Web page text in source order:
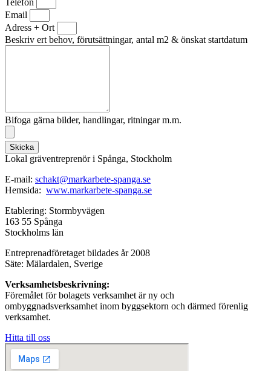
Telefon
Email
Adress + Ort
Beskriv ert behov, förutsättningar, antal m2 & önskat startdatum
Bifoga gärna bilder, handlingar, ritningar m.m.
Skicka
Lokal gräventreprenör i Spånga, Stockholm
E-mail: schakt@markarbete-spanga.se
Hemsida: www.markarbete-spanga.se
Etablering: Stormbyvägen
163 55 Spånga
Stockholms län
Entreprenadföretaget bildades år 2008
Säte: Mälardalen, Sverige
Verksamhetsbeskrivning:
Föremålet för bolagets verksamhet är ny och
ombyggnadsverksamhet inom byggsektorn och därmed förenlig
verksamhet.
Hitta till oss